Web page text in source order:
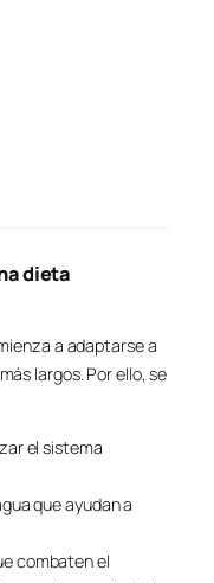
dieta
a adaptarse a
largos. Por ello, se
el sistema
que ayudan a
combaten el